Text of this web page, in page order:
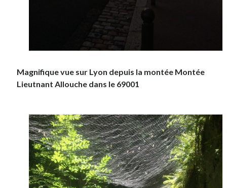
Magnifique vue sur Lyon depuis la montée Montée
Lieutnant Allouche dans le 69001